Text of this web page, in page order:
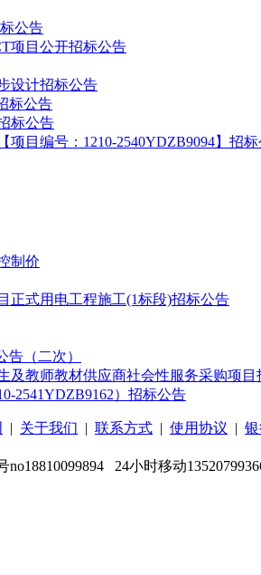
公告
项目公开招标公告
设计招标公告
标公告
标公告
目编号：1210-2540YDZB9094】招
制价
正式用电工程施工(1标段)招标公告
（二次）
及教师教材供应商社会性服务采购项目
2541YDZB9162）招标公告
| 关于我们 | 联系方式 | 使用协议 |
24小时移动